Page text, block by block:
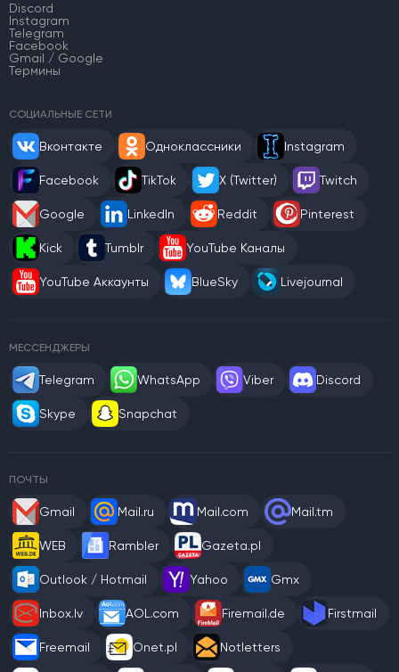
Discord
Instagram
Telegram
Facebook
Gmail / Google
Термины
СОЦИАЛЬНЫЕ СЕТИ
Вконтакте Одноклассники Instagram
Facebook TikTok X (Twitter) Twitch
Google LinkedIn Reddit Pinterest
Kick Tumblr YouTube Каналы
YouTube Аккаунты BlueSky Livejournal
МЕССЕНДЖЕРЫ
Telegram WhatsApp Viber Discord
Skype Snapchat
ПОЧТЫ
Gmail Mail.ru Mail.com Mail.tm
WEB Rambler Gazeta.pl
Outlook / Hotmail Yahoo Gmx
Inbox.lv AOL.com Firemail.de Firstmail
Freemail Onet.pl Notletters